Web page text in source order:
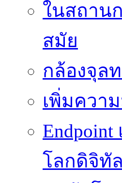
ในสถาน
สมัย
กล้องจุล
เพิ่มควา
โลกดิจิทั